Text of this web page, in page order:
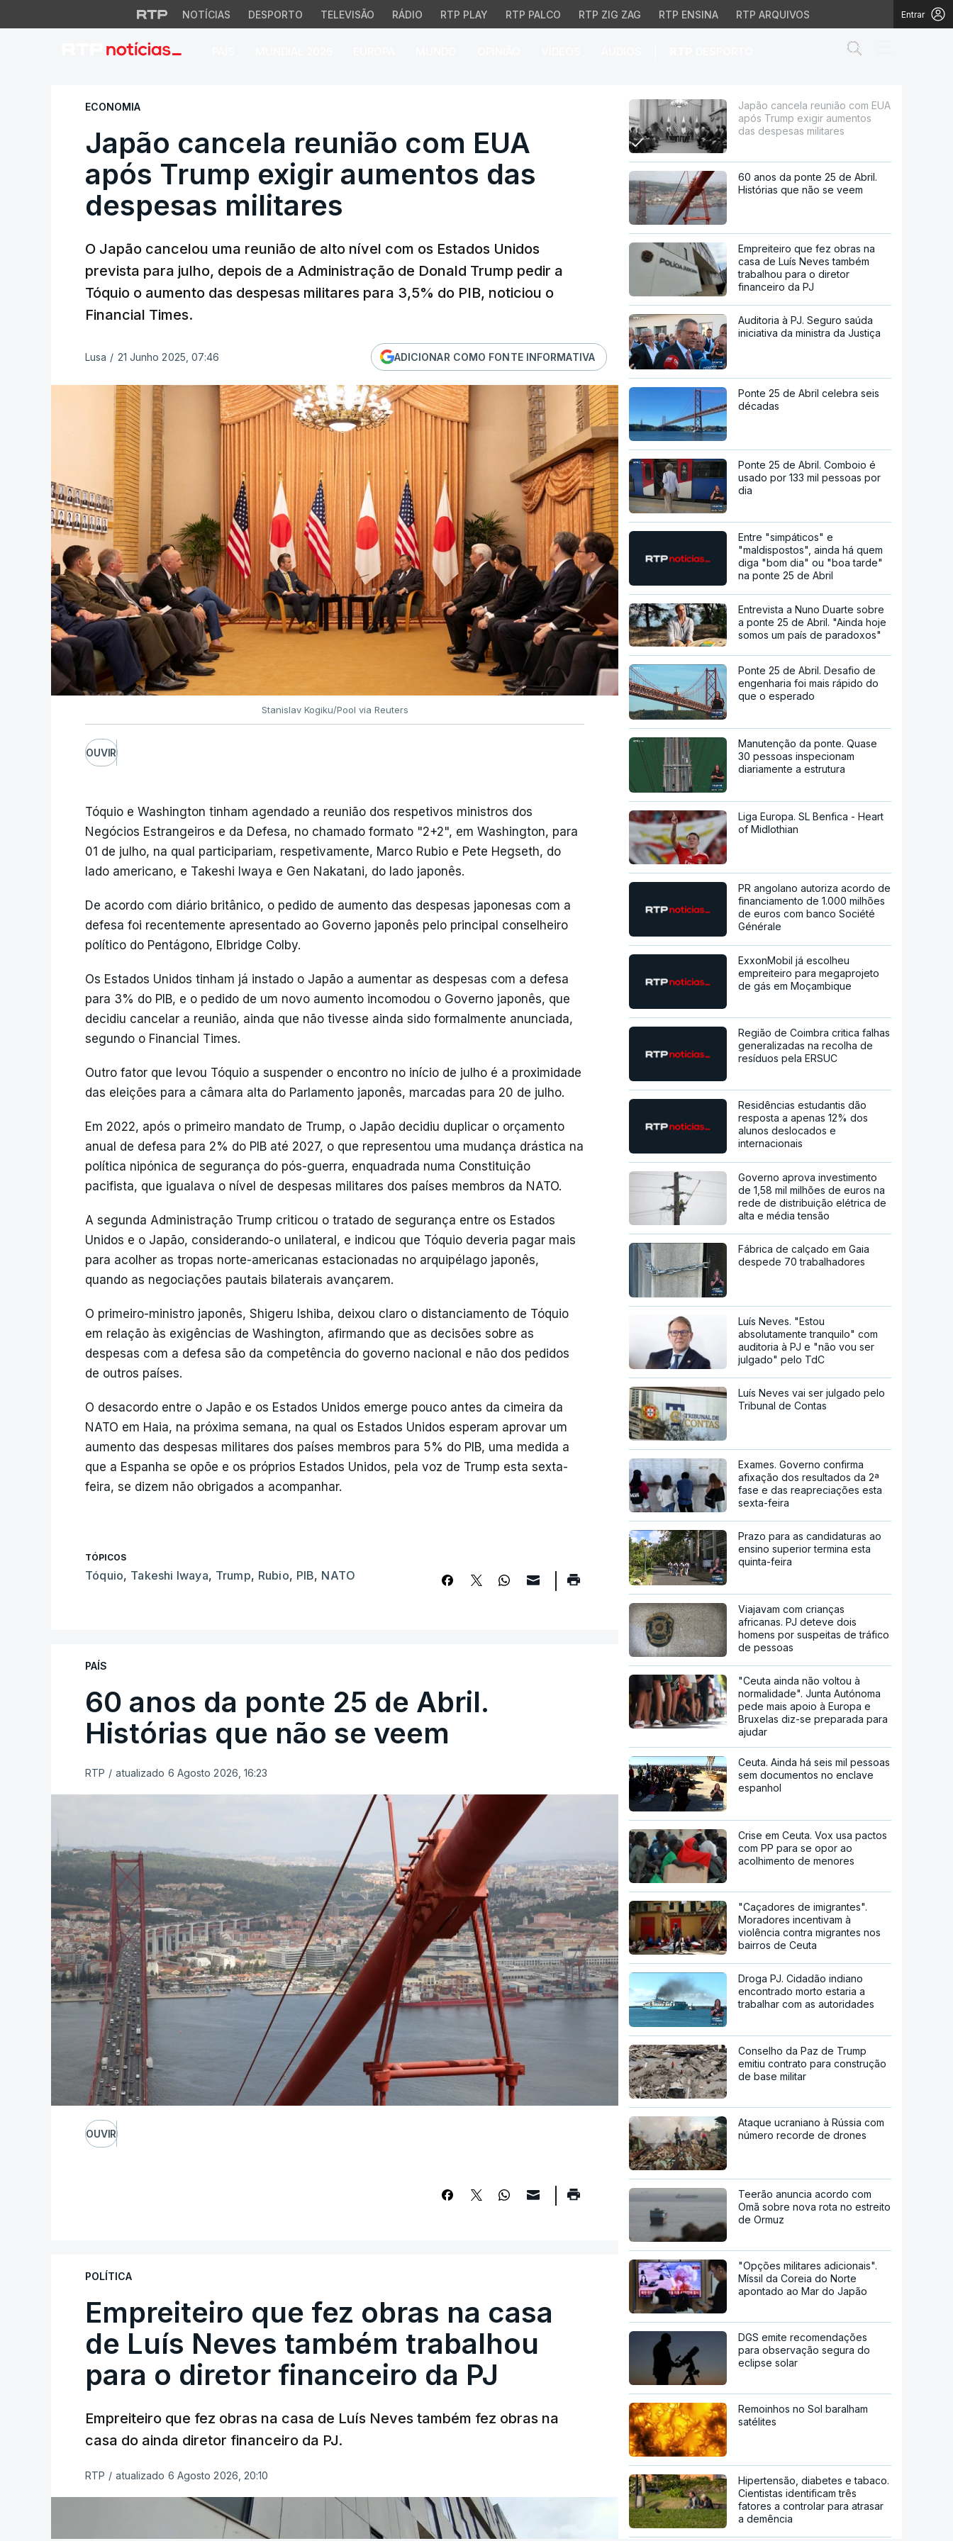
NOTÍCIAS DESPORTO TELEVISÃO RÁDIO RTP PLAY RTP PALCO RTP ZIG ZAG RTP ENSINA RTP ARQUIVOS Entrar
Japão cancela reunião com EUA após Trump exigir aumentos
ECONOMIA
Japão cancela reunião com EUA
após Trump exigir aumentos das
despesas militares
O Japão cancelou uma reunião de alto nível com os Estados Unidos
prevista para julho, depois de a Administração de Donald Trump pedir a
Tóquio o aumento das despesas militares para 3,5% do PIB, noticiou o
Financial Times.
Lusa / 21 Junho 2025, 07:46 ADICIONAR COMO FONTE INFORMATIVA
Stanislav Kogiku/Pool via Reuters
OUVIR
Tóquio e Washington tinham agendado a reunião dos respetivos ministros dos
Negócios Estrangeiros e da Defesa, no chamado formato "2+2", em Washington, para
01 de julho, na qual participariam, respetivamente, Marco Rubio e Pete Hegseth, do
lado americano, e Takeshi Iwaya e Gen Nakatani, do lado japonês.
De acordo com diário britânico, o pedido de aumento das despesas japonesas com a
defesa foi recentemente apresentado ao Governo japonês pelo principal conselheiro
político do Pentágono, Elbridge Colby.
Os Estados Unidos tinham já instado o Japão a aumentar as despesas com a defesa
para 3% do PIB, e o pedido de um novo aumento incomodou o Governo japonês, que
decidiu cancelar a reunião, ainda que não tivesse ainda sido formalmente anunciada,
segundo o Financial Times.
Outro fator que levou Tóquio a suspender o encontro no início de julho é a proximidade
das eleições para a câmara alta do Parlamento japonês, marcadas para 20 de julho.
Em 2022, após o primeiro mandato de Trump, o Japão decidiu duplicar o orçamento
anual de defesa para 2% do PIB até 2027, o que representou uma mudança drástica na
política nipónica de segurança do pós-guerra, enquadrada numa Constituição
pacifista, que igualava o nível de despesas militares dos países membros da NATO.
A segunda Administração Trump criticou o tratado de segurança entre os Estados
Unidos e o Japão, considerando-o unilateral, e indicou que Tóquio deveria pagar mais
para acolher as tropas norte-americanas estacionadas no arquipélago japonês,
quando as negociações pautais bilaterais avançarem.
O primeiro-ministro japonês, Shigeru Ishiba, deixou claro o distanciamento de Tóquio
em relação às exigências de Washington, afirmando que as decisões sobre as
despesas com a defesa são da competência do governo nacional e não dos pedidos
de outros países.
O desacordo entre o Japão e os Estados Unidos emerge pouco antes da cimeira da
NATO em Haia, na próxima semana, na qual os Estados Unidos esperam aprovar um
aumento das despesas militares dos países membros para 5% do PIB, uma medida a
que a Espanha se opõe e os próprios Estados Unidos, pela voz de Trump esta sexta-
feira, se dizem não obrigados a acompanhar.
TÓPICOS
Tóquio, Takeshi Iwaya, Trump, Rubio, PIB, NATO
PAÍS
60 anos da ponte 25 de Abril.
Histórias que não se veem
RTP / atualizado 6 Agosto 2026, 16:23
OUVIR
POLÍTICA
Empreiteiro que fez obras na casa
de Luís Neves também trabalhou
para o diretor financeiro da PJ
Empreiteiro que fez obras na casa de Luís Neves também fez obras na
casa do ainda diretor financeiro da PJ.
RTP / atualizado 6 Agosto 2026, 20:10
Japão cancela reunião com EUA
após Trump exigir aumentos
das despesas militares
60 anos da ponte 25 de Abril.
Histórias que não se veem
Empreiteiro que fez obras na
casa de Luís Neves também
trabalhou para o diretor
financeiro da PJ
Auditoria à PJ. Seguro saúda
iniciativa da ministra da Justiça
Ponte 25 de Abril celebra seis
décadas
Ponte 25 de Abril. Comboio é
usado por 133 mil pessoas por
dia
Entre "simpáticos" e
"maldispostos", ainda há quem
diga "bom dia" ou "boa tarde"
na ponte 25 de Abril
Entrevista a Nuno Duarte sobre
a ponte 25 de Abril. "Ainda hoje
somos um país de paradoxos"
Ponte 25 de Abril. Desafio de
engenharia foi mais rápido do
que o esperado
Manutenção da ponte. Quase
30 pessoas inspecionam
diariamente a estrutura
Liga Europa. SL Benfica - Heart
of Midlothian
PR angolano autoriza acordo de
financiamento de 1.000 milhões
de euros com banco Société
Générale
ExxonMobil já escolheu
empreiteiro para megaprojeto
de gás em Moçambique
Região de Coimbra critica falhas
generalizadas na recolha de
resíduos pela ERSUC
Residências estudantis dão
resposta a apenas 12% dos
alunos deslocados e
internacionais
Governo aprova investimento
de 1,58 mil milhões de euros na
rede de distribuição elétrica de
alta e média tensão
Fábrica de calçado em Gaia
despede 70 trabalhadores
Luís Neves. "Estou
absolutamente tranquilo" com
auditoria à PJ e "não vou ser
julgado" pelo TdC
Luís Neves vai ser julgado pelo
Tribunal de Contas
Exames. Governo confirma
afixação dos resultados da 2ª
fase e das reapreciações esta
sexta-feira
Prazo para as candidaturas ao
ensino superior termina esta
quinta-feira
Viajavam com crianças
africanas. PJ deteve dois
homens por suspeitas de tráfico
de pessoas
"Ceuta ainda não voltou à
normalidade". Junta Autónoma
pede mais apoio à Europa e
Bruxelas diz-se preparada para
ajudar
Ceuta. Ainda há seis mil pessoas
sem documentos no enclave
espanhol
Crise em Ceuta. Vox usa pactos
com PP para se opor ao
acolhimento de menores
"Caçadores de imigrantes".
Moradores incentivam à
violência contra migrantes nos
bairros de Ceuta
Droga PJ. Cidadão indiano
encontrado morto estaria a
trabalhar com as autoridades
Conselho da Paz de Trump
emitiu contrato para construção
de base militar
Ataque ucraniano à Rússia com
número recorde de drones
Teerão anuncia acordo com
Omã sobre nova rota no estreito
de Ormuz
"Opções militares adicionais".
Míssil da Coreia do Norte
apontado ao Mar do Japão
DGS emite recomendações
para observação segura do
eclipse solar
Remoinhos no Sol baralham
satélites
Hipertensão, diabetes e tabaco.
Cientistas identificam três
fatores a controlar para atrasar
a demência